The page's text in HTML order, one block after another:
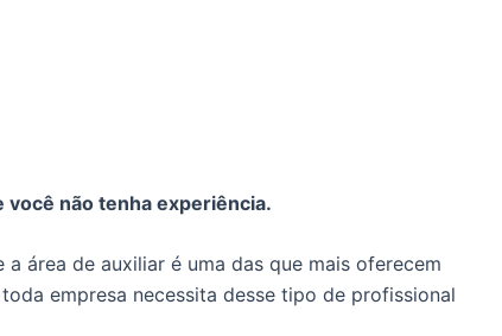
não tenha experiência.
área de auxiliar é uma das que mais oferecem
empresa necessita desse tipo de profissional